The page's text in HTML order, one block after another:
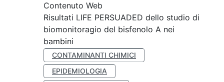
Contenuto Web
Risultati LIFE PERSUADED dello studio di
biomonitoragio del bisfenolo A nei
bambini
CONTAMINANTI CHIMICI
EPIDEMIOLOGIA